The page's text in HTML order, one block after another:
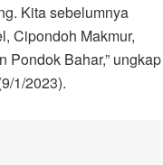
Kita sebelumnya
Cipondoh Makmur,
Bahar,” ungkap
1/2023).